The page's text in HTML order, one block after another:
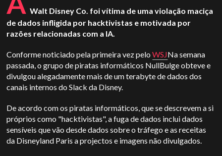
Walt Disney Co. foi vítima de uma violação maciça
de dados infligida por hacktivistas e motivada por
razões relacionadas com a IA.
Conforme noticiado pela primeira vez peloWSJNa semana
passada, o grupo de piratas informáticos NullBulge obteve e
divulgou alegadamente mais de um terabyte de dados dos
canais internos do Slack da Disney.
De acordo com os piratas informáticos, que se descrevem a si
próprios como "hacktivistas", a fuga de dados inclui dados
sensíveis que vão desde dados sobre o tráfego e as receitas
da Disneyland Paris a projectos e imagens não divulgados.